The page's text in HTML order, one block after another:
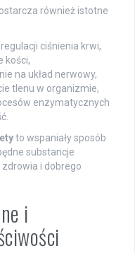
również istotne
ciśnienia krwi,
kości,
na układ nerwowy,
tlenu w organizmie,
enzymatycznych
to wspaniały sposób
substancje
i dobrego
i